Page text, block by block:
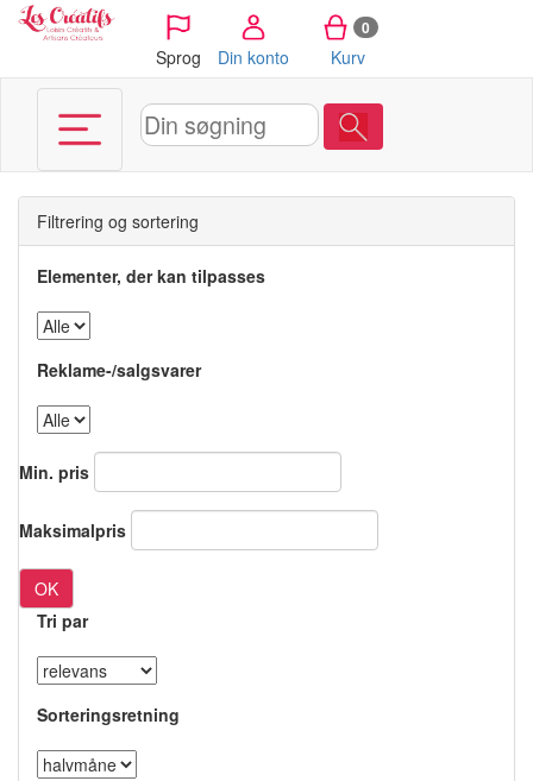
Sprog Din konto
0
Kurv
Filtrering og sortering
Elementer, der kan tilpasses
Reklame-/salgsvarer
Min. pris
Maksimalpris
OK
Tri par
Sorteringsretning
CCookie-styringspanel